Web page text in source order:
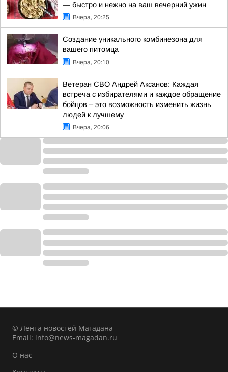
— быстро и нежно на ваш вечерний ужин
Вчера, 20:25
Создание уникального комбинезона для
вашего питомца
Вчера, 20:10
Ветеран СВО Андрей Аксанов: Каждая
встреча с избирателями и каждое обращение
бойцов – это возможность изменить жизнь
людей к лучшему
Вчера, 20:06
© Лента новостей Магадана
Email: info@news-magadan.ru
О нас